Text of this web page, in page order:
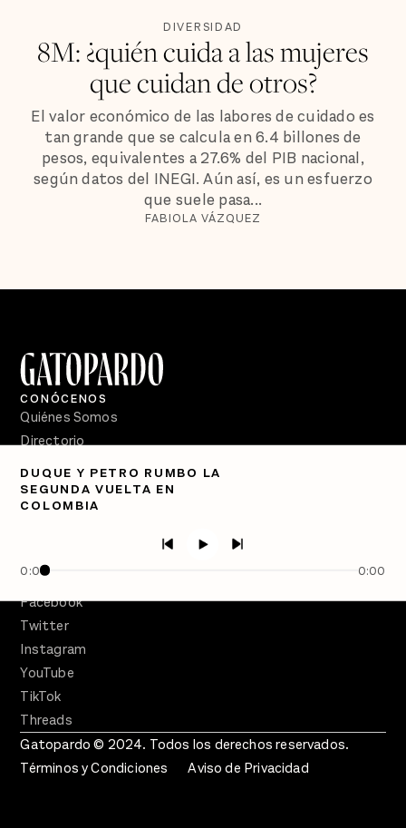
DIVERSIDAD
8M: ¿quién cuida a las mujeres
que cuidan de otros?
El valor económico de las labores de cuidado es
tan grande que se calcula en 6.4 billones de
pesos, equivalentes a 27.6% del PIB nacional,
según datos del INEGI. Aún así, es un esfuerzo
que suele pasa...
FABIOLA VÁZQUEZ
DUQUE Y PETRO RUMBO LA
SEGUNDA VUELTA EN
COLOMBIA
0:00 0:00
CONÓCENOS
Quiénes Somos
Directorio
PÓDCASTS
Semanario Gatopardo
Facebook
Twitter
Instagram
YouTube
TikTok
Threads
Gatopardo © 2024. Todos los derechos reservados.
Términos y Condiciones
Aviso de Privacidad